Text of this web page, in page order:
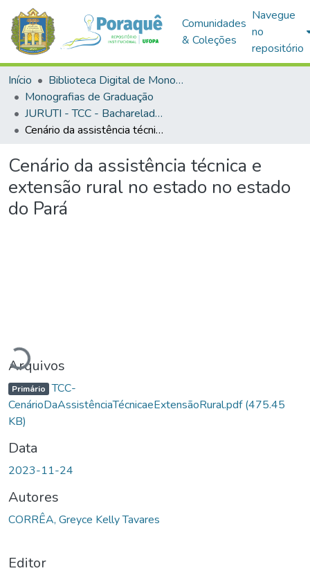
Comunidades
& Coleções
Navegue
no
repositório
Início
Biblioteca Digital de Monografias (BDM)
Monografias de Graduação
JURUTI - TCC - Bacharelado em Agronomia
Cenário da assistência técnica e extensão rural no estado no estado do Pará
Cenário da assistência técnica e
extensão rural no estado no estado
do Pará
Carregando...
Arquivos
Primário TCC-
CenárioDaAssistênciaTécnicaeExtensãoRural.pdf(475.45
KB)
Data
2023-11-24
Autores
CORRÊA, Greyce Kelly Tavares
Editor